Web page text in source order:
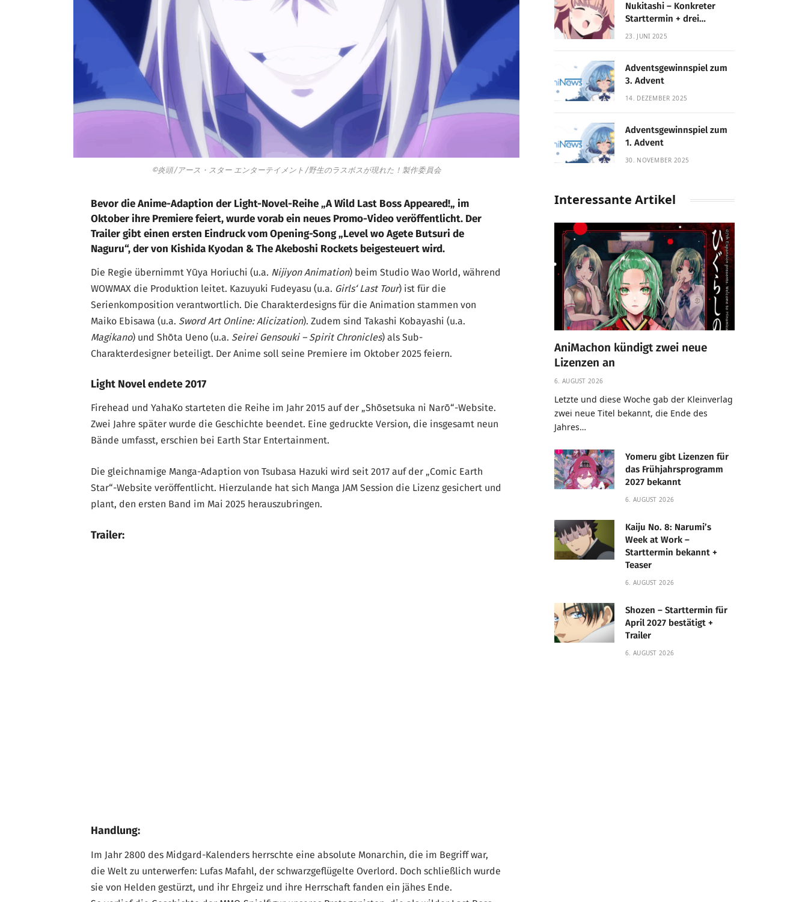
©炎頭/アース・スター エンターテイメント/野生のラスボスが現れた！製作委員会
Bevor die Anime-Adaption der Light-Novel-Reihe„A Wild Last Boss Appeared!„ im
Oktober ihre Premiere feiert, wurde vorab ein neues Promo-Video veröffentlicht. Der
Trailer gibt einen ersten Eindruck vom Opening-Song „Level wo Agete Butsuri de
Naguru“, der von Kishida Kyodan & The Akeboshi Rockets beigesteuert wird.
Die Regie übernimmt Yūya Horiuchi (u.a. Nijiyon Animation) beim Studio Wao World, während
WOWMAX die Produktion leitet. Kazuyuki Fudeyasu (u.a. Girls‘ Last Tour) ist für die
Serienkomposition verantwortlich. Die Charakterdesigns für die Animation stammen von
Maiko Ebisawa (u.a. Sword Art Online: Alicization). Zudem sind Takashi Kobayashi (u.a.
Magikano) und Shōta Ueno (u.a. Seirei Gensouki – Spirit Chronicles) als Sub-
Charakterdesigner beteiligt. Der Anime soll seine Premiere im Oktober 2025 feiern.
Light Novel endete 2017
Firehead und YahaKo starteten die Reihe im Jahr 2015 auf der „Shōsetsuka ni Narō“-Website.
Zwei Jahre später wurde die Geschichte beendet. Eine gedruckte Version, die insgesamt neun
Bände umfasst, erschien bei Earth Star Entertainment.
Die gleichnamige Manga-Adaption von Tsubasa Hazuki wird seit 2017 auf der „Comic Earth
Star“-Website veröffentlicht. Hierzulande hat sich Manga JAM Session die Lizenz gesichert und
plant, den ersten Band im Mai 2025 herauszubringen.
Trailer:
Handlung:
Im Jahr 2800 des Midgard-Kalenders herrschte eine absolute Monarchin, die im Begriff war,
die Welt zu unterwerfen: Lufas Mafahl, der schwarzgeflügelte Overlord. Doch schließlich wurde
sie von Helden gestürzt, und ihr Ehrgeiz und ihre Herrschaft fanden ein jähes Ende.
Nukitashi – Konkreter
Starttermin + drei
Fassungen enthüllt
23. JUNI 2025
Adventsgewinnspiel zum
3. Advent
14. DEZEMBER 2025
Adventsgewinnspiel zum
1. Advent
30. NOVEMBER 2025
Interessante Artikel
AniMachon kündigt zwei neue
Lizenzen an
6. AUGUST 2026
Letzte und diese Woche gab der Kleinverlag
zwei neue Titel bekannt, die Ende des
Jahres…
Yomeru gibt Lizenzen für
das Frühjahrsprogramm
2027 bekannt
6. AUGUST 2026
Kaiju No. 8: Narumi’s
Week at Work –
Starttermin bekannt +
Teaser
6. AUGUST 2026
Shozen – Starttermin für
April 2027 bestätigt +
Trailer
6. AUGUST 2026